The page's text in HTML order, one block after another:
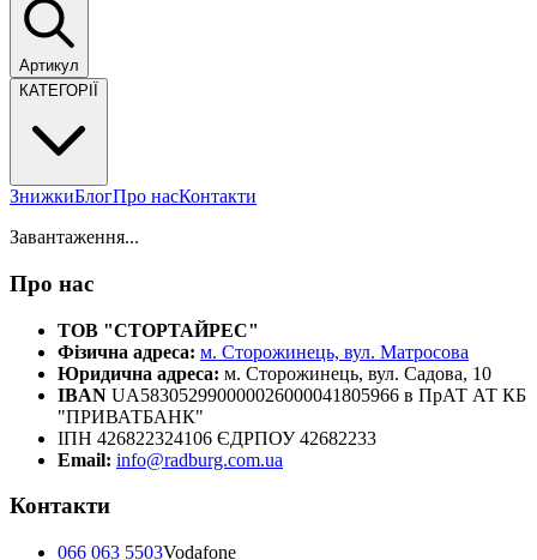
Артикул
КАТЕГОРІЇ
ЗнижкиБлогПро насКонтакти
Завантаження...
Про нас
ТОВ "СТОРТАЙРЕС"
Фізична адреса: м. Сторожинець, вул. Матросова
Юридична адреса: м. Сторожинець, вул. Садова, 10
IBAN UA583052990000026000041805966 в ПрАТ АТ КБ
"ПРИВАТБАНК"
ІПН 426822324106 ЄДРПОУ 42682233
Email: info@radburg.com.ua
Контакти
066 063 5503Vodafone